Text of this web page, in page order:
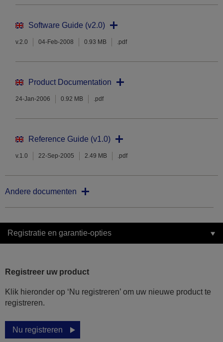
Software Guide (v2.0)
v.2.0 04-Feb-2008 0.93 MB .pdf
Product Documentation
24-Jan-2006 0.92 MB .pdf
Reference Guide (v1.0)
v.1.0 22-Sep-2005 2.49 MB .pdf
Andere documenten
Registratie en garantie-opties
Registreer uw product
Klik hieronder op ‘Nu registreren’ om uw nieuwe product te
registreren.
Nu registreren